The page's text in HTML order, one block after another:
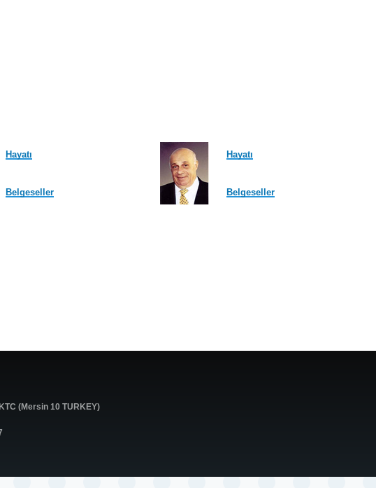
Hayatı
Belgeseller
Hayatı
Belgeseller
(Mersin 10 TURKEY)